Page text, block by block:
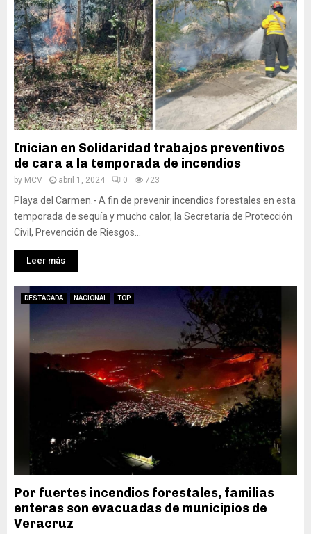
Inician en Solidaridad trabajos preventivos
de cara a la temporada de incendios
by MCV abril 1, 2024 0 723
Playa del Carmen.- A fin de prevenir incendios forestales en esta
temporada de sequía y mucho calor, la Secretaría de Protección
Civil, Prevención de Riesgos...
Leer más
DESTACADA NACIONAL TOP
Por fuertes incendios forestales, familias
enteras son evacuadas de municipios de
Veracruz